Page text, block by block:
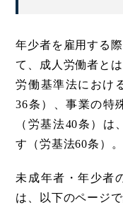
年少者を雇用する
て、成人労働者と
労働基準法におけ
36条）、事業の特
（労基法40条）は
す（労基法60条）。
未成年者・年少者
は、以下のページ